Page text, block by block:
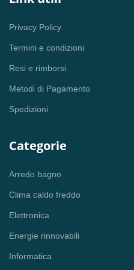
Privacy Policy
Termini e condizioni
Resi e rimborsi
Metodi di Pagamento
Spedizioni
Categorie
Arredo bagno
Clima caldo freddo
Elettronica
Energie rinnovabili
Informatica